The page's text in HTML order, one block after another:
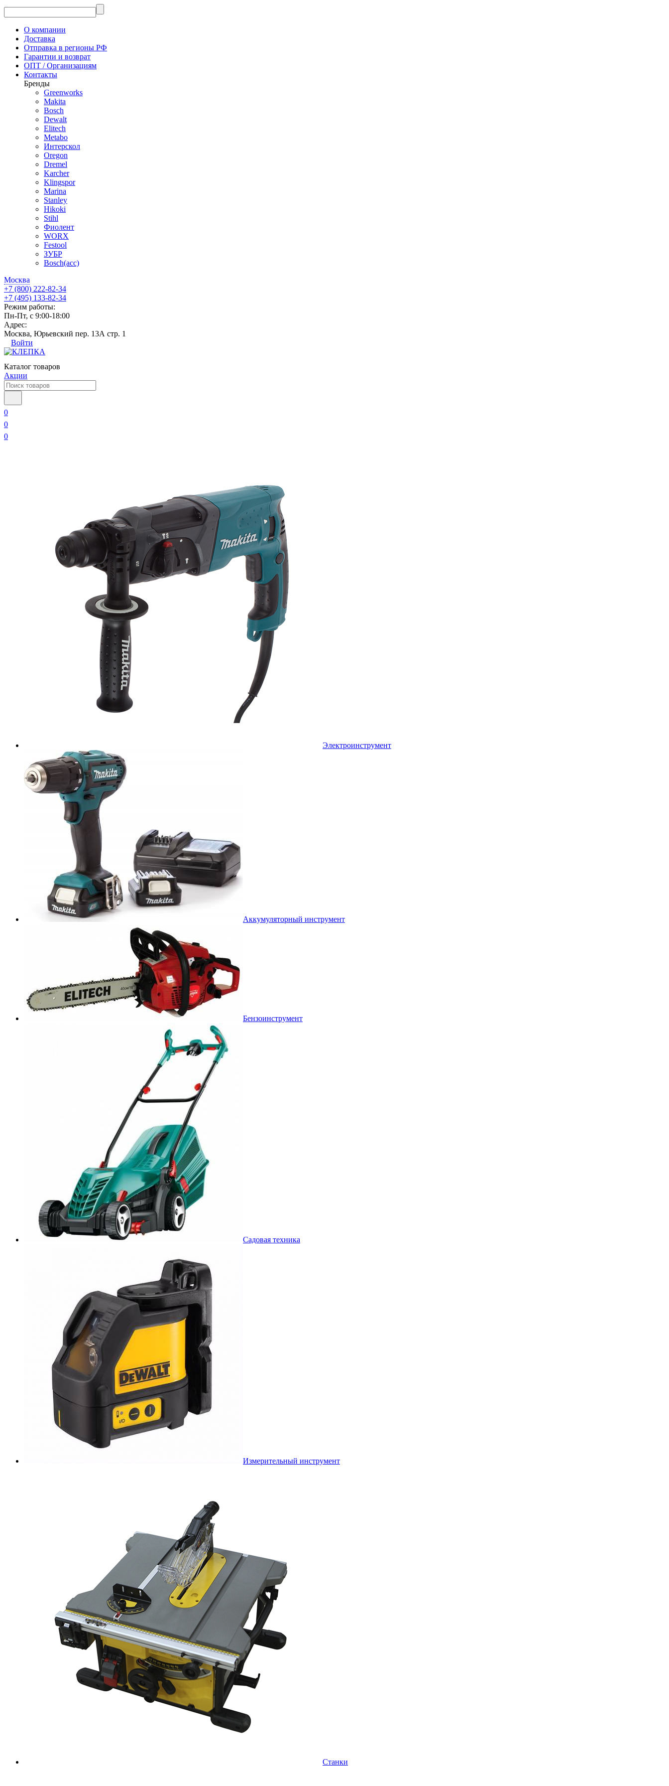
О компании
Доставка
Отправка в регионы РФ
Гарантии и возврат
ОПТ / Организациям
Контакты
Бренды
Greenworks
Makita
Bosch
Dewalt
Elitech
Metabo
Интерскол
Oregon
Dremel
Karcher
Klingspor
Marina
Stanley
Hikoki
Stihl
Фиолент
WORX
Festool
ЗУБР
Bosch(acc)
Москва
+7 (800) 222-82-34
+7 (495) 133-82-34
Режим работы:
Пн-Пт, с 9:00-18:00
Адрес:
Москва, Юрьевский пер. 13А стр. 1
Войти
Каталог товаров
Акции
0
0
0
Электроинструмент
Аккумуляторный инструмент
Бензоинструмент
Садовая техника
Измерительный инструмент
Станки